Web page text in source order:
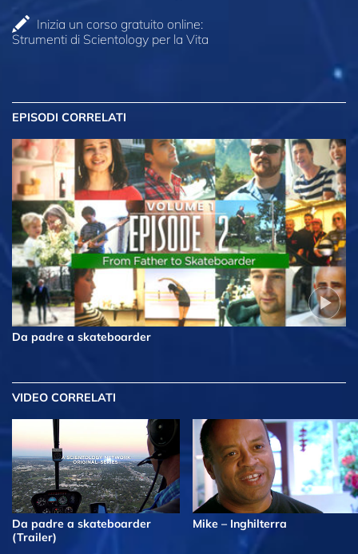
Inizia un corso gratuito online:
Strumenti di Scientology per la Vita
EPISODI CORRELATI
Da padre a skateboarder
VIDEO CORRELATI
Da padre a skateboarder
(Trailer)
Mike – Inghilterra